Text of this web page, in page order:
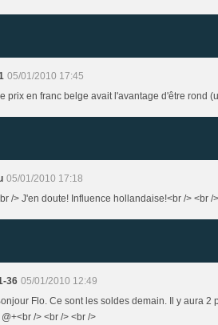
05/01/2010 17:45
prix en franc belge avait l'avantage d'être rond
05/01/2010 17:18
/> J'en doute! Influence hollandaise!<br /> <br /
36 05/01/2010 12:49
Flo. Ce sont les soldes demain. Il y aura 2
/> <br /> <br />